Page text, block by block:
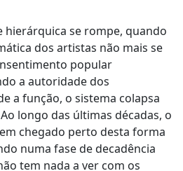
hierárquica se rompe, quando
dos artistas não mais se
popular
a autoridade dos
a função, o sistema colapsa
longo das últimas décadas, o
chegado perto desta forma
numa fase de decadência
tem nada a ver com os